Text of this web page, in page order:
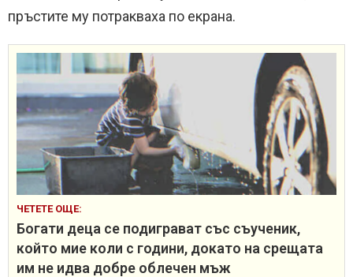
пръстите му потракваха по екрана.
ЧЕТЕТЕ ОЩЕ:
Богати деца се подиграват със съученик,
който мие коли с години, докато на срещата
им не идва добре облечен мъж